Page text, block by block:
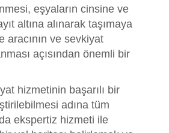
eşyaların cinsine ve
altına alınarak taşımaya
aracının ve sevkiyat
açısından önemli bir
hizmetinin başarılı bir
adına tüm
ekspertiz hizmeti ile